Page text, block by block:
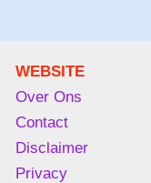
WEBSITE
Over Ons
Contact
Disclaimer
Privacy